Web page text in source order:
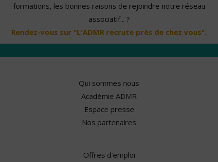
formations, les bonnes raisons de rejoindre notre réseau
associatif... ?
Rendez-vous sur "L'ADMR recrute près de chez vous".
Qui sommes nous
Académie ADMR
Espace presse
Nos partenaires
Offres d'emploi